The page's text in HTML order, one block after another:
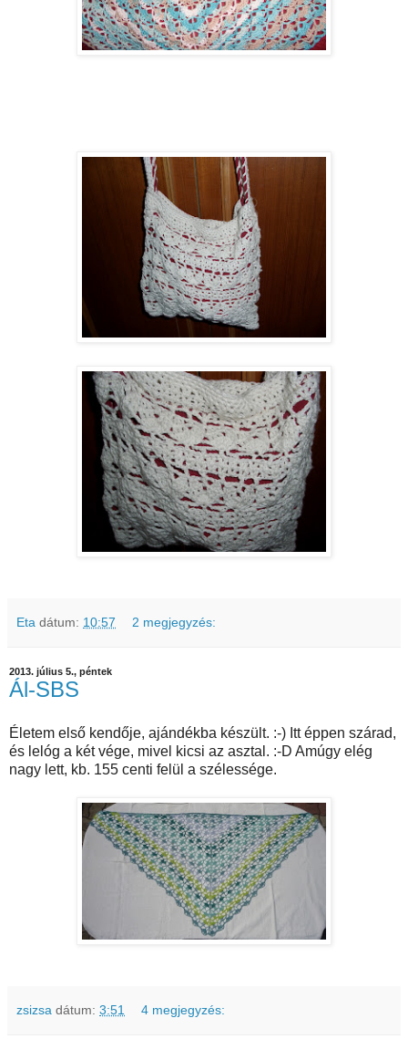
Eta dátum: 10:57 2 megjegyzés:
2013. július 5., péntek
Ál-SBS
Életem első kendője, ajándékba készült. :-) Itt éppen szárad,
és lelóg a két vége, mivel kicsi az asztal. :-D Amúgy elég
nagy lett, kb. 155 centi felül a szélessége.
zsizsa dátum: 3:51 4 megjegyzés: